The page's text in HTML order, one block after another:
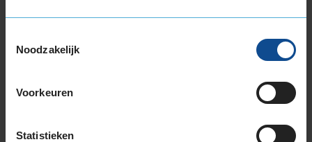
Noodzakelijk
Voorkeuren
Statistieken
225/50R17 98H EXTRALOAD
225/55R17 97H
225/55R17 97H RUNFLAT